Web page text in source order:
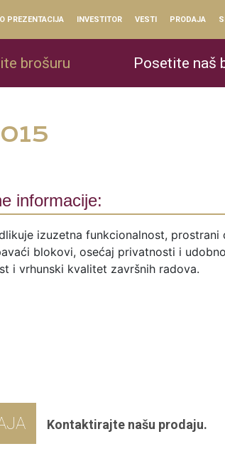
PREZENTACIJA INVESTITOR VESTI PRODAJA
brošuru Posetite naš
informacije:
izuzetna funkcionalnost, prostrani
blokovi, osećaj privatnosti i
i vrhunski kvalitet završnih radova.
Kontaktirajte našu prodaju.